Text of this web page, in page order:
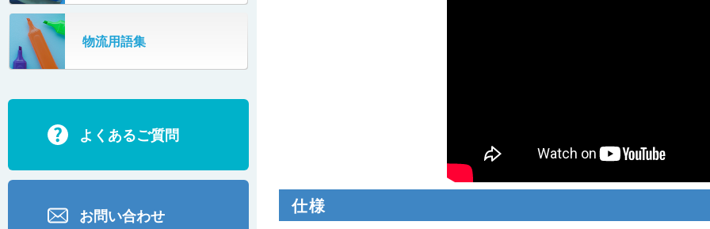
SR802
ECD500A・ECD800・ECD1500
ECD2700
BD200・BD1000
マルチレーンダイバータ®
カーゴタイザ物流用語集
よくあるご質問
お問い合わせ 仕様